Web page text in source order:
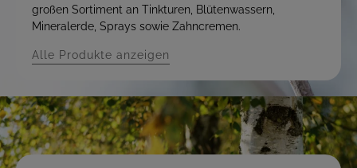
großen Sortiment an Tinkturen, Blütenwassern,
Mineralerde, Sprays sowie Zahncremen.
Alle Produkte anzeigen